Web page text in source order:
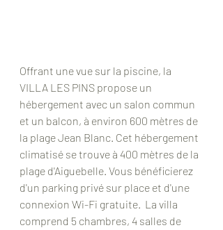
Offrant une vue sur la piscine, la
VILLA LES PINS propose un
hébergement avec un salon commun
et un balcon, à environ 600 mètres de
la plage Jean Blanc. Cet hébergement
climatisé se trouve à 400 mètres de la
plage d'Aiguebelle. Vous bénéficierez
d'un parking privé sur place et d'une
connexion Wi-Fi gratuite.  La villa
comprend 5 chambres, 4 salles de